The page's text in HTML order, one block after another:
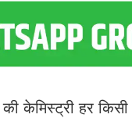
केमिस्ट्री हर